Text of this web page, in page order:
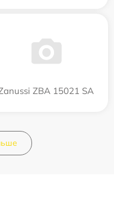
ZBA 15021 SA